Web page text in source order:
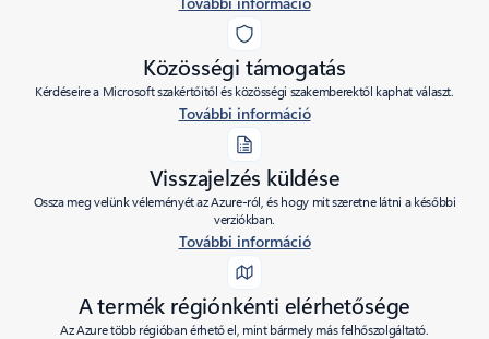
Közösségi támogatás
Kérdéseire a Microsoft szakértőitől és közösségi szakemberektől kaphat választ.
További információ
Visszajelzés küldése
Ossza meg velünk véleményét az Azure-ról, és hogy mit szeretne látni a későbbi
verziókban.
További információ
A termék régiónkénti elérhetősége
Az Azure több régióban érhető el, mint bármely más felhőszolgáltató.